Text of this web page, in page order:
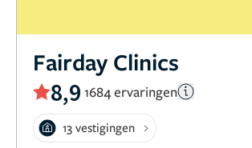
Fairday Clinics
8,9 1684 ervaringen
13 vestigingen